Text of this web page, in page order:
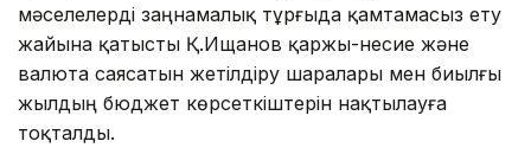
мәселелерді заңнамалық тұрғыда қамтамасыз ету
жайына қатысты Қ.Ищанов қаржы-несие және
валюта саясатын жетілдіру шаралары мен биылғы
жылдың бюджет көрсеткіштерін нақтылауға
тоқталды.